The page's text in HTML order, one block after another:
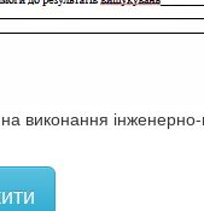
виконання інженерно-